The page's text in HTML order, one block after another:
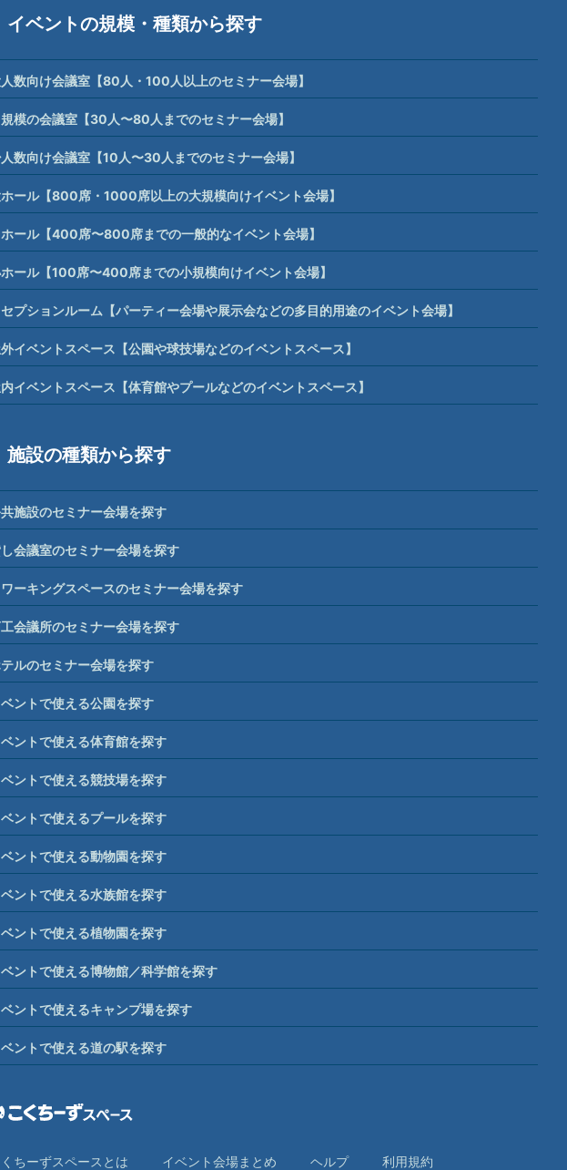
イベントの規模・種類から探す
数向け会議室【80人・100人以上のセミナー会場】
模の会議室【30人〜80人までのセミナー会場】
数向け会議室【10人〜30人までのセミナー会場】
ール【800席・1000席以上の大規模向けイベント会場】
ール【400席〜800席までの一般的なイベント会場】
ール【100席〜400席までの小規模向けイベント会場】
プションルーム【パーティー会場や展示会などの多目的用途のイベント会場】
イベントスペース【公園や球技場などのイベントスペース】
イベントスペース【体育館やプールなどのイベントスペース】
施設の種類から探す
施設のセミナー会場を探す
会議室のセミナー会場を探す
ワーキングスペースのセミナー会場を探す
会議所のセミナー会場を探す
ルのセミナー会場を探す
ントで使える公園を探す
ントで使える体育館を探す
ントで使える競技場を探す
ントで使えるプールを探す
ントで使える動物園を探す
ントで使える水族館を探す
ントで使える植物園を探す
ントで使える博物館／科学館を探す
ントで使えるキャンプ場を探す
ントで使える道の駅を探す
ちーずスペースとは イベント会場まとめ ヘルプ 利⽤規約